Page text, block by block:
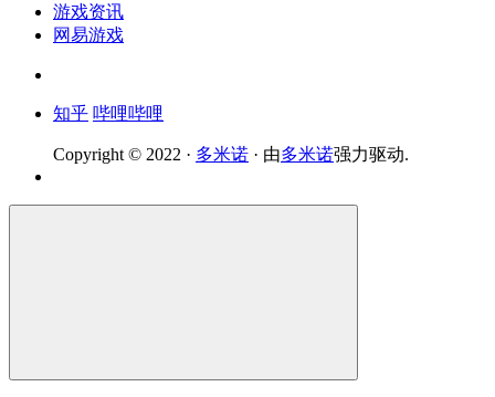
游戏资讯
网易游戏
知乎 哔哩哔哩
Copyright © 2022 · 多米诺 · 由多米诺强力驱动.